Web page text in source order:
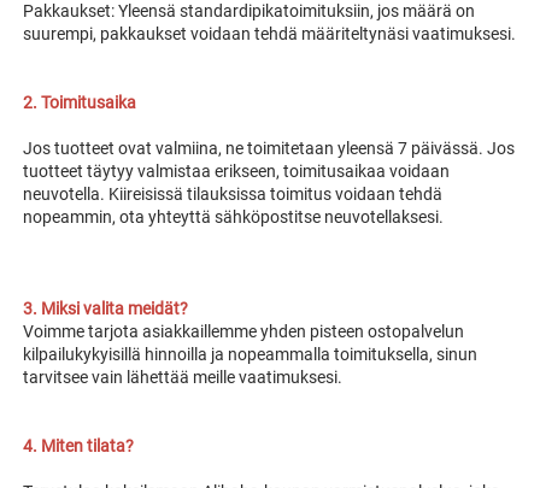
Pakkaukset: Yleensä standardipikatoimituksiin, jos määrä on
2. Toimitusaika
Jos tuotteet ovat valmiina, ne toimitetaan yleensä 7 päivässä. Jos
tuotteet täytyy valmistaa erikseen, toimitusaikaa voidaan
neuvotella. Kiireisissä tilauksissa toimitus voidaan tehdä
nopeammin, ota yhteyttä sähköpostitse neuvotellaksesi.
3. Miksi valita meidät?
Voimme tarjota asiakkaillemme yhden pisteen ostopalvelun
kilpailukykyisillä hinnoilla ja nopeammalla toimituksella, sinun
tarvitsee vain lähettää meille vaatimuksesi.
4. Miten tilata?